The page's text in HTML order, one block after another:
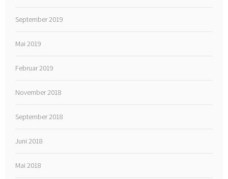
September 2019
Mai 2019
Februar 2019
November 2018
September 2018
Juni 2018
Mai 2018